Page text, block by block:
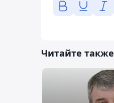
Читайте также